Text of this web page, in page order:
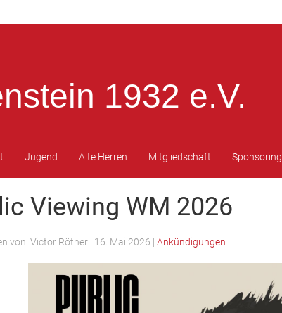
1932 e.V.
Jugend Alte Herren Mitgliedschaft Sponsoring
Viewing WM 2026
von: Victor Röther | 16. Mai 2026 | Ankündigungen